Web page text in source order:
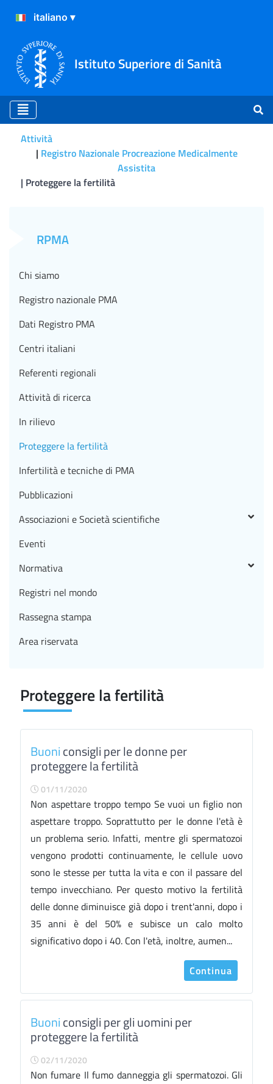
Istituto Superiore di Sanità
Attività
Registro Nazionale Procreazione Medicalmente
Assistita
Proteggere la fertilità
Proteggere la fertilità
Buoniconsigli per le donne per
proteggere la fertilità
01/11/2020
Non aspettare troppo tempo Se vuoi un figlio non
aspettare troppo. Soprattutto per le donne l'età è
un problema serio. Infatti, mentre gli spermatozoi
vengono prodotti continuamente, le cellule uovo
sono le stesse per tutta la vita e con il passare del
tempo invecchiano. Per questo motivo la fertilità
delle donne diminuisce già dopo i trent'anni, dopo i
35 anni è del 50% e subisce un calo molto
significativo dopo i 40. Con l'età, inoltre, aumen...
Continua
Buoniconsigli per gli uomini per
proteggere la fertilità
02/11/2020
Non fumare Il fumo danneggia gli spermatozoi. Gli
RPMA
Chi siamo
Registro nazionale PMA
Dati Registro PMA
Centri italiani
Referenti regionali
Attività di ricerca
In rilievo
Proteggere la fertilità
Infertilità e tecniche di PMA
Pubblicazioni
Associazioni e Società scientifiche
Eventi
Normativa
Registri nel mondo
Rassegna stampa
Area riservata